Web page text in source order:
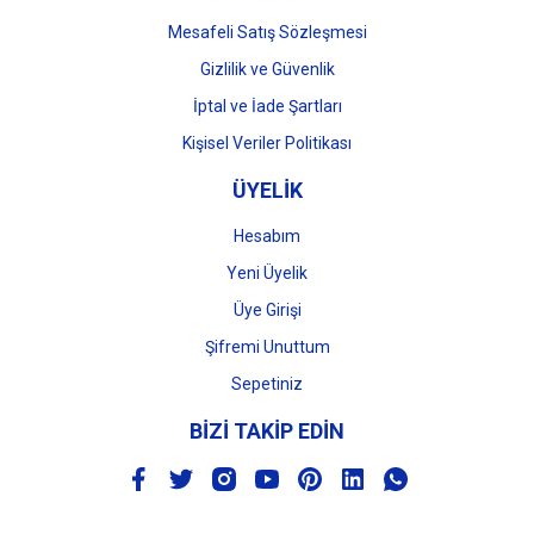
Mesafeli Satış Sözleşmesi
Gizlilik ve Güvenlik
İptal ve İade Şartları
Kişisel Veriler Politikası
ÜYELİK
Hesabım
Yeni Üyelik
Üye Girişi
Şifremi Unuttum
Sepetiniz
BİZİ TAKİP EDİN